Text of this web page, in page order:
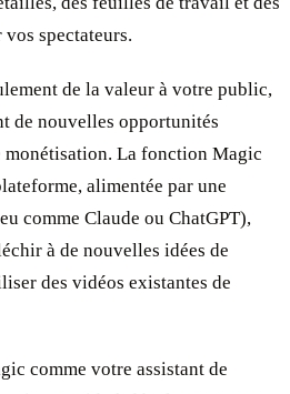
spectateurs.
de la valeur à votre public,
de nouvelles opportunités
monétisation. La fonction Magic
alimentée par une
comme Claude ou ChatGPT),
à de nouvelles idées de
des vidéos existantes de
comme votre assistant de